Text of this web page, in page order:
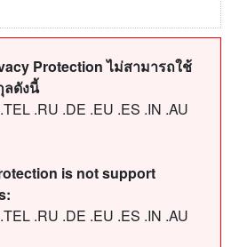
Protection ไม่สามารถใช้
ลดังนี้
.RU .DE .EU .ES .IN .AU
is not support
.RU .DE .EU .ES .IN .AU